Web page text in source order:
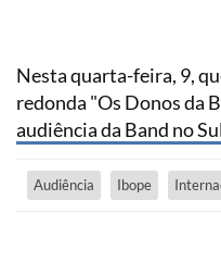
Nesta quarta-feira, 9,
redonda "Os Donos da
audiência da Band no
Audiência Ibope